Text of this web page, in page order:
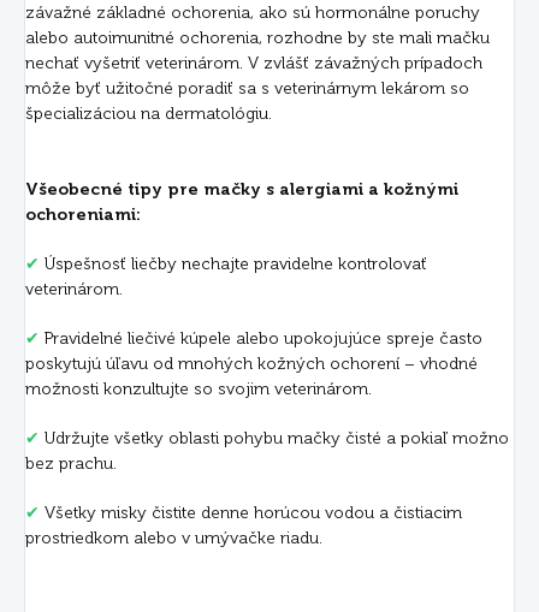
závažné základné ochorenia, ako sú hormonálne poruchy
alebo autoimunitné ochorenia, rozhodne by ste mali mačku
nechať vyšetriť veterinárom. V zvlášť závažných prípadoch
môže byť užitočné poradiť sa s veterinárnym lekárom so
špecializáciou na dermatológiu.
Všeobecné tipy pre mačky s alergiami a kožnými
ochoreniami:
✔ Úspešnosť liečby nechajte pravidelne kontrolovať
veterinárom.
✔ Pravidelné liečivé kúpele alebo upokojujúce spreje často
poskytujú úľavu od mnohých kožných ochorení – vhodné
možnosti konzultujte so svojim veterinárom.
✔ Udržujte všetky oblasti pohybu mačky čisté a pokiaľ možno
bez prachu.
✔ Všetky misky čistite denne horúcou vodou a čistiacim
prostriedkom alebo v umývačke riadu.